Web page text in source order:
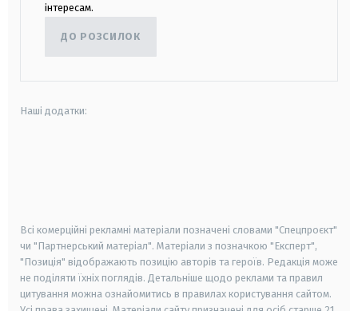
інтересам.
ДО РОЗСИЛОК
Наші додатки:
Всі комерційні рекламні матеріали позначені словами "Спецпроєкт"
чи "Партнерський матеріал". Матеріали з позначкою "Експерт",
"Позиція" відображають позицію авторів та героїв. Редакція може
не поділяти їхніх поглядів. Детальніше щодо реклами та правил
цитування можна ознайомитись в правилах користування сайтом.